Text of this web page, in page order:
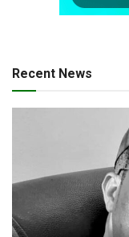
Recent News